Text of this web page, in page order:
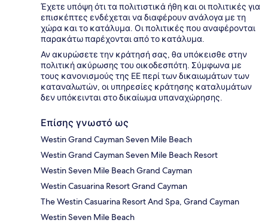
Έχετε υπόψη ότι τα πολιτιστικά ήθη και οι πολιτικές για
επισκέπτες ενδέχεται να διαφέρουν ανάλογα με τη
χώρα και το κατάλυμα. Οι πολιτικές που αναφέρονται
παρακάτω παρέχονται από το κατάλυμα.
Αν ακυρώσετε την κράτησή σας, θα υπόκεισθε στην
πολιτική ακύρωσης του οικοδεσπότη. Σύμφωνα με
τους κανονισμούς της ΕΕ περί των δικαιωμάτων των
καταναλωτών, οι υπηρεσίες κράτησης καταλυμάτων
δεν υπόκεινται στο δικαίωμα υπαναχώρησης.
Επίσης γνωστό ως
Westin Grand Cayman Seven Mile Beach
Westin Grand Cayman Seven Mile Beach Resort
Westin Seven Mile Beach Grand Cayman
Westin Casuarina Resort Grand Cayman
The Westin Casuarina Resort And Spa, Grand Cayman
Westin Seven Mile Beach